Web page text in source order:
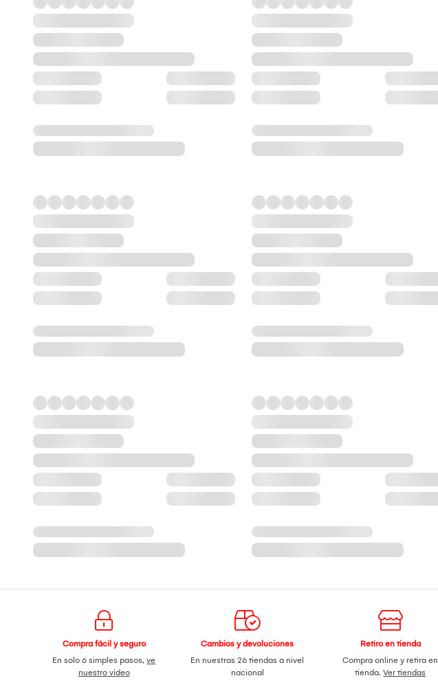
Compra fácil y seguro
En solo 6 simples pasos,ve
nuestro video
Cambios y devoluciones
En nuestras 26 tiendas a nivel
nacional
Retiro en tienda
Compra online y retira en
tienda.Ver tiendas